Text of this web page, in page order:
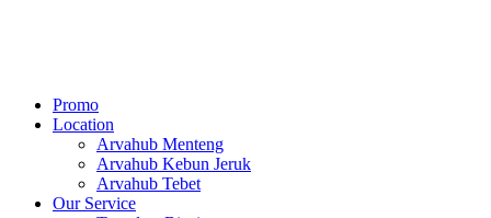
Promo
Location
Arvahub Menteng
Arvahub Kebun Jeruk
Arvahub Tebet
Our Service